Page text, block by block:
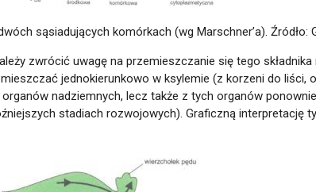
sąsiadujących komórkach (wg Marschner’a). Źródło:
zwrócić uwagę na przemieszczanie się tego
jednokierunkowo w ksylemie (z korzeni do liści,
nadziemnych, lecz także z tych organów
stadiach rozwojowych). Graficzną interpretację